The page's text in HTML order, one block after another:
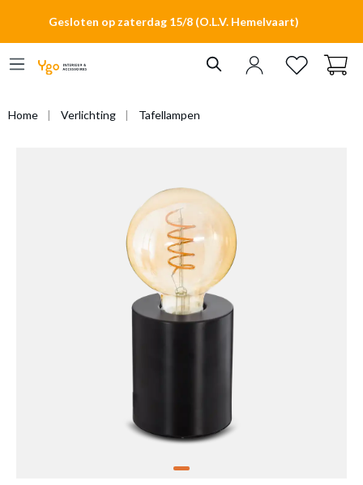
Gesloten op zaterdag 15/8 (O.L.V. Hemelvaart)
Home Verlichting Tafellampen